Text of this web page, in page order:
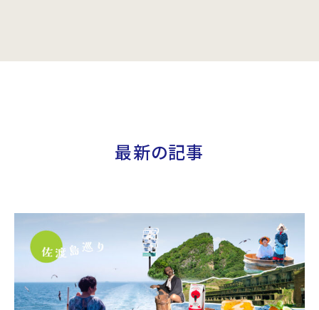
最新の記事